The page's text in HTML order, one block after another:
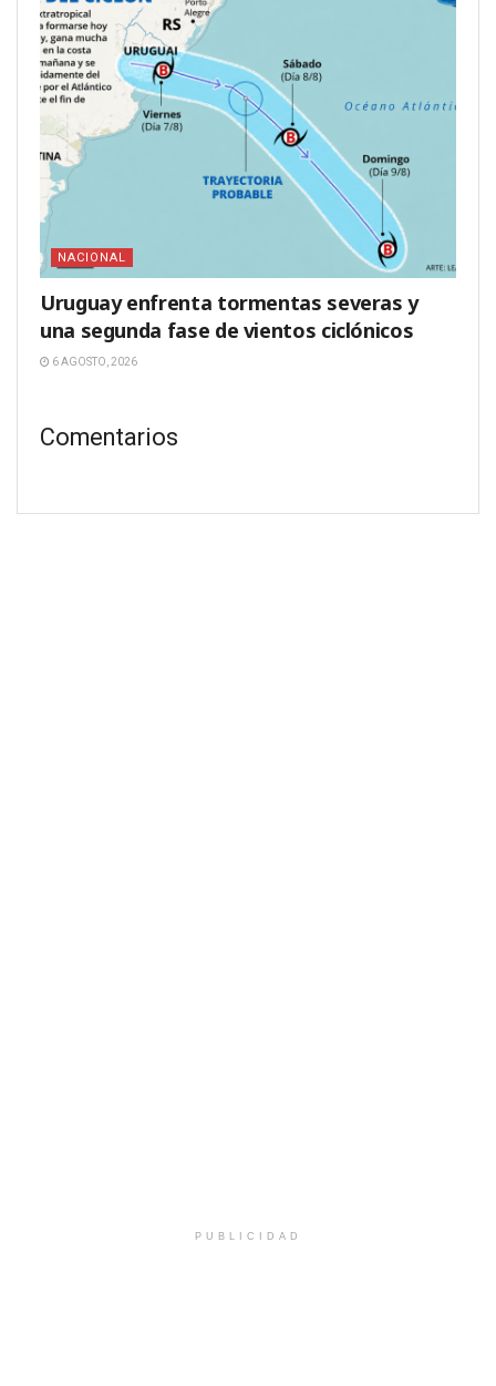
NACIONAL
Uruguay enfrenta tormentas severas y
una segunda fase de vientos ciclónicos
6 AGOSTO, 2026
Comentarios
PUBLICIDAD